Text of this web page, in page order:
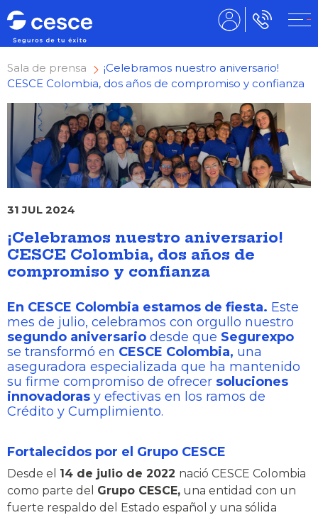
Sala de prensa
¡Celebramos nuestro aniversario!
CESCE Colombia, dos años de compromiso y confianza
31 JUL 2024
¡Celebramos nuestro aniversario!
CESCE Colombia, dos años de
compromiso y confianza
En CESCE Colombia estamos de fiesta. Este
mes de julio, celebramos con orgullo nuestro
segundo aniversario desde que Segurexpo
se transformó en CESCE Colombia, una
aseguradora especializada que ha mantenido
su firme compromiso de ofrecer soluciones
innovadoras y efectivas en los ramos de
Crédito y Cumplimiento.
Fortalecidos por el Grupo CESCE
Desde el 14 de julio de 2022 nació CESCE Colombia
como parte del Grupo CESCE, una entidad con un
fuerte respaldo del Estado español y una sólida